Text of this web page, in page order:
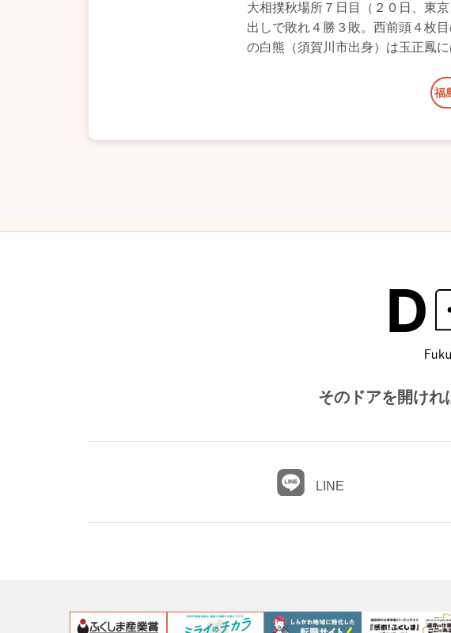
大相撲秋場所７日目（２０日、東
出しで敗れ４勝３敗。西前頭４枚
の白熊（須賀川市出身）は玉正鳳
福
そのドアを開けれ
LINE